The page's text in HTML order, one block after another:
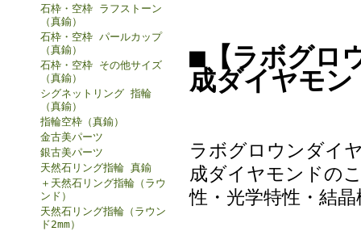
石枠・空枠 ラフストーン
（真鍮）
石枠・空枠 パールカップ
（真鍮）
石枠・空枠 その他サイズ
（真鍮）
シグネットリング 指輪
（真鍮）
指輪空枠（真鍮）
金古美パーツ
銀古美パーツ
天然石リング指輪 真鍮
＋天然石リング指輪（ラウ
ンド）
天然石リング指輪（ラウン
ド2mm）
■【ラボグロ
成ダイヤモ
ラボグロウンダイ
成ダイヤモンドの
性・光学特性・結